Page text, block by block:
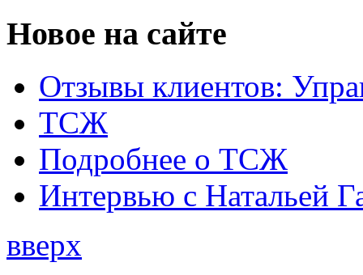
Новое на сайте
Отзывы клиентов:
ТСЖ
Подробнее о ТСЖ
Интервью с Натальей
вверх